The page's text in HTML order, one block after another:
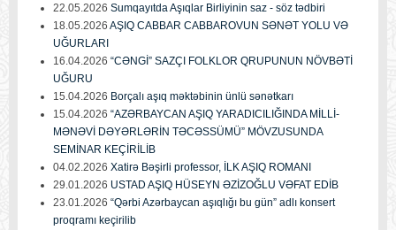
22.05.2026 Sumqayıtda Aşıqlar Birliyinin saz - söz tədbiri
18.05.2026 AŞIQ CABBAR CABBAROVUN SƏNƏT YOLU VƏ
UĞURLARI
16.04.2026 “CƏNGİ” SAZÇI FOLKLOR QRUPUNUN NÖVBƏTİ
UĞURU
15.04.2026 Borçalı aşıq məktəbinin ünlü sənətkarı
15.04.2026 “AZƏRBAYCAN AŞIQ YARADICILIĞINDA MİLLİ-
MƏNƏVİ DƏYƏRLƏRİN TƏCƏSSÜMÜ” MÖVZUSUNDA
SEMİNAR KEÇİRİLİB
04.02.2026 Xatirə Bəşirli professor, İLK AŞIQ ROMANI
29.01.2026 USTAD AŞIQ HÜSEYN ƏZİZOĞLU VƏFAT EDİB
23.01.2026 “Qərbi Azərbaycan aşıqlığı bu gün” adlı konsert
proqramı keçirilib